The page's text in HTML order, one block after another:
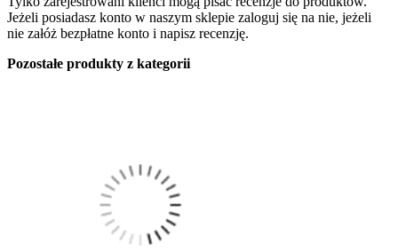
Jeżeli posiadasz konto w naszym sklepie zaloguj się na nie, jeżeli
nie załóż bezpłatne konto i napisz recenzję.
Pozostałe produkty z kategorii